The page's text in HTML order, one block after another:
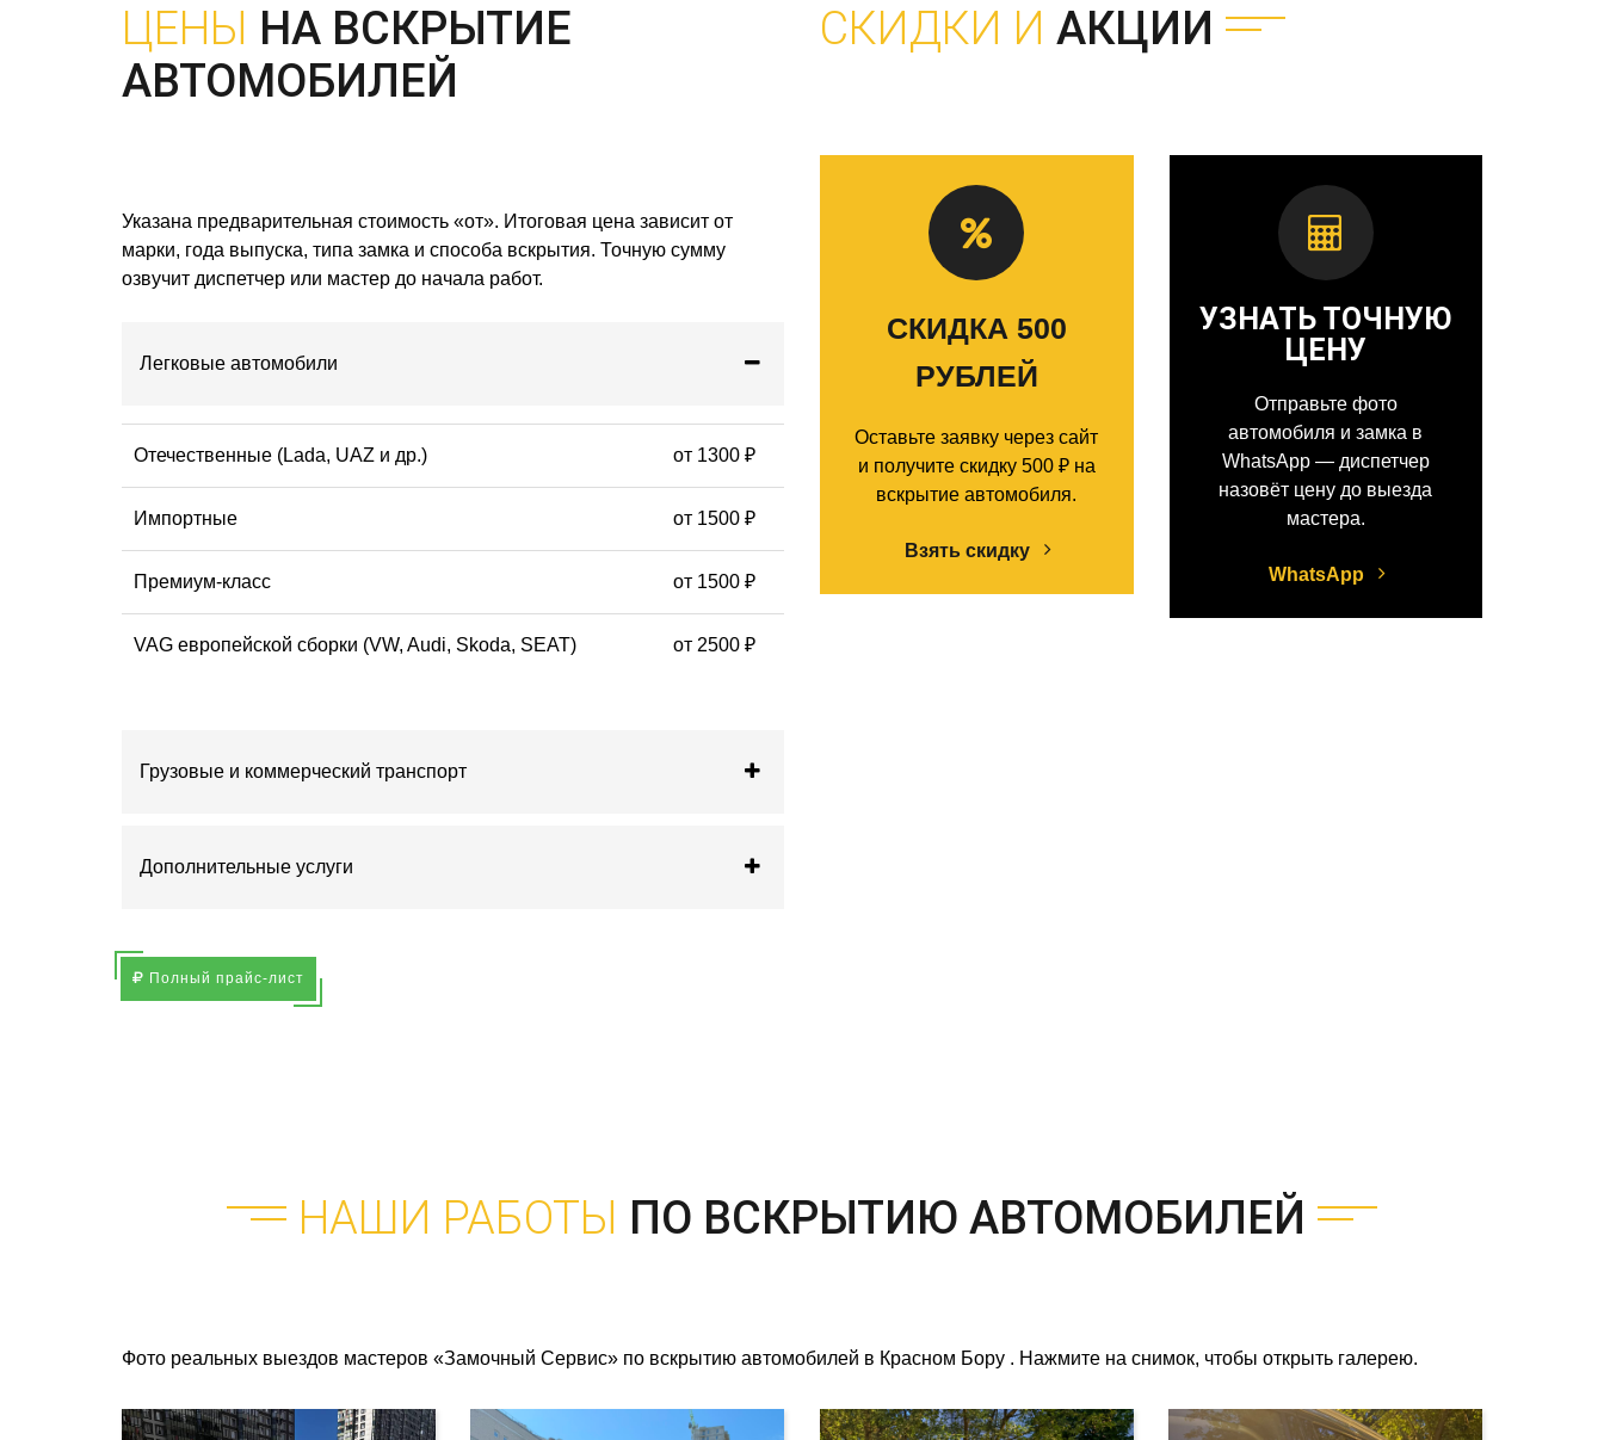
ЦЕНЫ НА ВСКРЫТИЕ
АВТОМОБИЛЕЙ
Указана предварительная стоимость «от». Итоговая цена зависит от
марки, года выпуска, типа замка и способа вскрытия. Точную сумму
озвучит диспетчер или мастер до начала работ.
Легковые автомобили
Отечественные (Lada, UAZ и др.) от 1300 ₽
Импортные от 1500 ₽
Премиум-класс от 1500 ₽
VAG европейской сборки (VW, Audi, Skoda, SEAT) от 2500 ₽
Грузовые и коммерческий транспорт
Дополнительные услуги
Полный прайс-лист
СКИДКИ И АКЦИИ
СКИДКА 500
РУБЛЕЙ
Оставьте заявку через сайт
и получите скидку 500 ₽ на
вскрытие автомобиля.
Взять скидку
УЗНАТЬ ТОЧНУЮ
ЦЕНУ
Отправьте фото
автомобиля и замка в
WhatsApp — диспетчер
назовёт цену до выезда
мастера.
WhatsApp
НАШИ РАБОТЫ ПО ВСКРЫТИЮ АВТОМОБИЛЕЙ
Фото реальных выездов мастеров «Замочный Сервис» по вскрытию автомобилей в Красном Бору . Нажмите на снимок, чтобы открыть галерею.